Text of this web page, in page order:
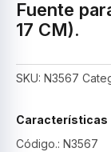
Fuente
17 CM).
SKU: N3567
Características
Código.: N3567